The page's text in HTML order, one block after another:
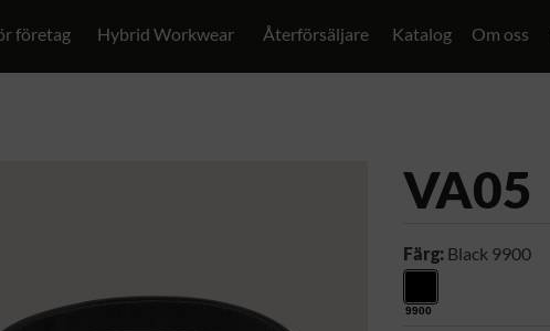
företag Hybrid Workwear Återförsäljare Katalog Om oss
VA05
Färg: Black 9900
9900